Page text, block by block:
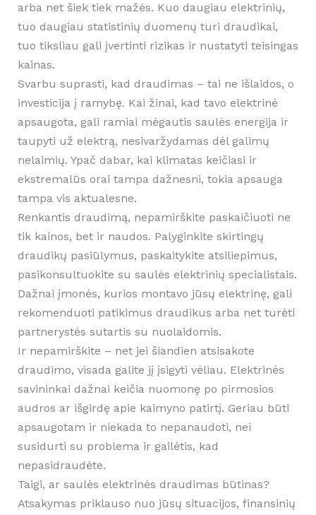
arba net šiek tiek mažės. Kuo daugiau elektrinių,
tuo daugiau statistinių duomenų turi draudikai,
tuo tiksliau gali įvertinti rizikas ir nustatyti teisingas
kainas.
Svarbu suprasti, kad draudimas – tai ne išlaidos, o
investicija į ramybę. Kai žinai, kad tavo elektrinė
apsaugota, gali ramiai mėgautis saulės energija ir
taupyti už elektrą, nesivaržydamas dėl galimų
nelaimių. Ypač dabar, kai klimatas keičiasi ir
ekstremalūs orai tampa dažnesni, tokia apsauga
tampa vis aktualesne.
Renkantis draudimą, nepamirškite paskaičiuoti ne
tik kainos, bet ir naudos. Palyginkite skirtingų
draudikų pasiūlymus, paskaitykite atsiliepimus,
pasikonsultuokite su saulės elektrinių specialistais.
Dažnai įmonės, kurios montavo jūsų elektrinę, gali
rekomenduoti patikimus draudikus arba net turėti
partnerystės sutartis su nuolaidomis.
Ir nepamirškite – net jei šiandien atsisakote
draudimo, visada galite jį įsigyti vėliau. Elektrinės
savininkai dažnai keičia nuomonę po pirmosios
audros ar išgirdę apie kaimyno patirtį. Geriau būti
apsaugotam ir niekada to nepanaudoti, nei
susidurti su problema ir gailėtis, kad
nepasidraudėte.
Taigi, ar saulės elektrinės draudimas būtinas?
Atsakymas priklauso nuo jūsų situacijos, finansinių